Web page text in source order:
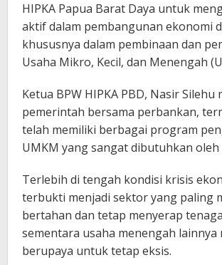
HIPKA Papua Barat Daya untuk
aktif dalam pembangunan ekonomi
khususnya dalam pembinaan dan
Usaha Mikro, Kecil, dan Menengah
Ketua BPW HIPKA PBD, Nasir Silehu
pemerintah bersama perbankan,
telah memiliki berbagai program
UMKM yang sangat dibutuhkan oleh
Terlebih di tengah kondisi krisis
terbukti menjadi sektor yang paling
bertahan dan tetap menyerap
sementara usaha menengah lainnya
berupaya untuk tetap eksis.